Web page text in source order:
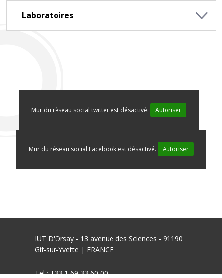
Laboratoires
Mur du réseau social twitter est désactivé. Autoriser
Mur du réseau social Facebook est désactivé. Autoriser
IUT D'Orsay - 13 avenue des Sciences - 91190
Gif-sur-Yvette | FRANCE
Tel : +33 1 69 33 60 00